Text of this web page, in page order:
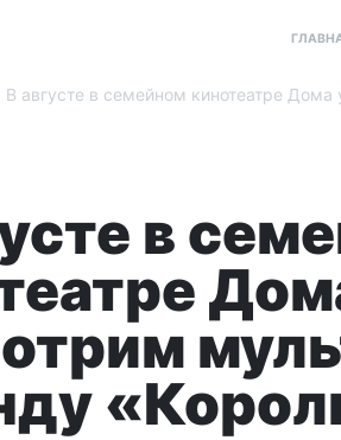
В августе в семейном кинотеатре
в